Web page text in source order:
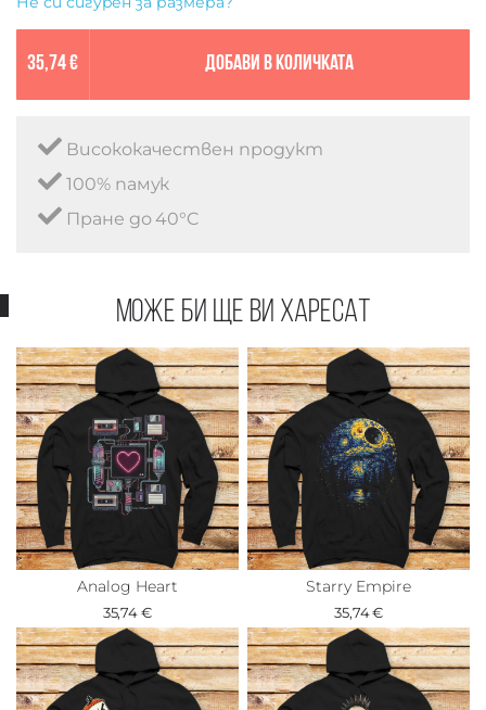
35,74 € Добави в количката
Висококачествен продукт
100% памук
Пране до 40°C
Може би ще ви харесат
Analog Heart
35,74 €
Starry Empire
35,74 €